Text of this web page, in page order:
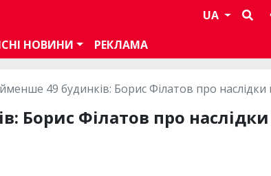
UA
НОВИНИ РЕКЛАМА
49 будинків: Борис Філатов про наслідки
Філатов про наслідки